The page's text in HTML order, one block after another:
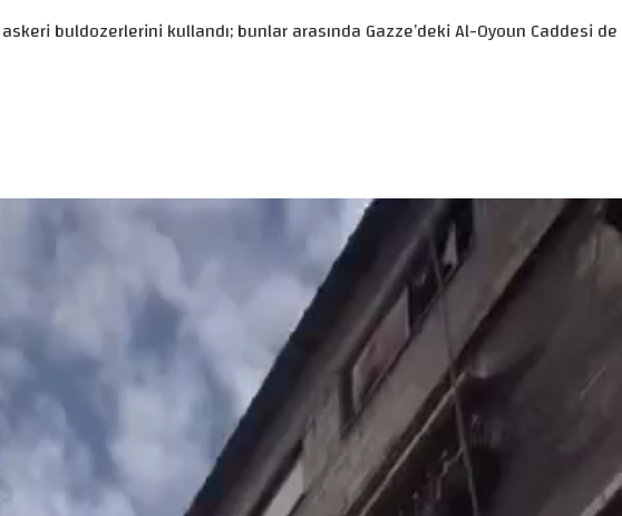
buldozerlerini kullandı; bunlar arasında Gazze’deki Al-Oyoun Caddesi de